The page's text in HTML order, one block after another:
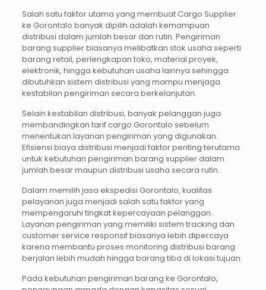
Salah satu faktor utama yang membuat Cargo Supplier
ke Gorontalo banyak dipilih adalah kemampuan
distribusi dalam jumlah besar dan rutin. Pengiriman
barang supplier biasanya melibatkan stok usaha seperti
barang retail, perlengkapan toko, material proyek,
elektronik, hingga kebutuhan usaha lainnya sehingga
dibutuhkan sistem distribusi yang mampu menjaga
kestabilan pengiriman secara berkelanjutan.
Selain kestabilan distribusi, banyak pelanggan juga
membandingkan tarif cargo Gorontalo sebelum
menentukan layanan pengiriman yang digunakan.
Efisiensi biaya distribusi menjadi faktor penting terutama
untuk kebutuhan pengiriman barang supplier dalam
jumlah besar maupun distribusi usaha secara rutin.
Dalam memilih jasa ekspedisi Gorontalo, kualitas
pelayanan juga menjadi salah satu faktor yang
mempengaruhi tingkat kepercayaan pelanggan.
Layanan pengiriman yang memiliki sistem tracking dan
customer service responsif biasanya lebih dipercaya
karena membantu proses monitoring distribusi barang
berjalan lebih mudah hingga barang tiba di lokasi tujuan.
Pada kebutuhan pengiriman barang ke Gorontalo,